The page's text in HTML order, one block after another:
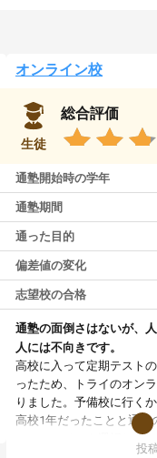
オンライン校
生徒
総合評価
通塾開始時の学年
通塾期間
通った目的
偏差値の変化
志望校の合格
通塾の面倒さはないが、
人には不向きです。
高校に入って定期テスト
ったため、トライのオン
りました。予備校に行く
高校1年だったことと通塾
でオンラインを選択しま
投